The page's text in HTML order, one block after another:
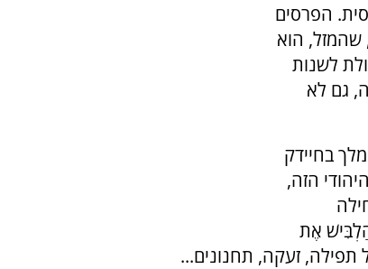
הפרסים
שהמזל, הוא
לשנות
גם לא
בחיידק
הזה,
אֶת
תפילה, זעקה, תחנונים...